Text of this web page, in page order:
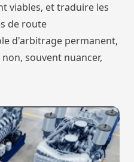
viables, et traduire les
de route
d'arbitrage permanent,
souvent nuancer,